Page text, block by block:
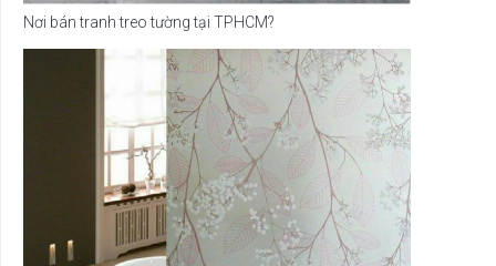
Nơi bán tranh treo tường tại TPHCM?